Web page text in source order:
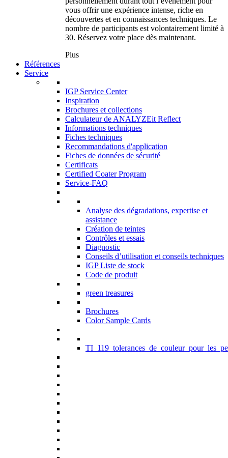
vous offrir une expérience intense, riche en
découvertes et en connaissances techniques. Le
nombre de participants est volontairement limité à
30. Réservez votre place dès maintenant.
Plus
Références
Service
IGP Service Center
Inspiration
Brochures et collections
Calculateur de ANALYZEit Reflect
Informations techniques
Fiches techniques
Recommandations d'application
Fiches de données de sécurité
Certificats
Certified Coater Program
Service-FAQ
Analyse des dégradations, expertise et
assistance
Création de teintes
Contrôles et essais
Diagnostic
Conseils d’utilisation et conseils techniques
IGP Liste de stock
Code de produit
green treasures
Brochures
Color Sample Cards